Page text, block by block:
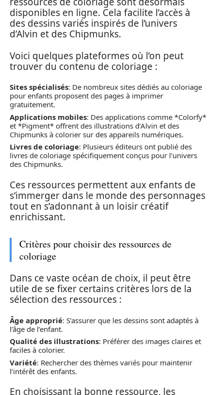
disponibles en ligne. Cela facilite l’accès à
des dessins variés inspirés de l’univers
d’Alvin et des Chipmunks.
Voici quelques plateformes où l’on peut
trouver du contenu de coloriage :
Sites spécialisés: De nombreux sites dédiés au coloriage
pour enfants proposent des pages à imprimer
gratuitement.
Applications mobiles: Des applications comme *Colorfy*
et *Pigment* offrent des illustrations d’Alvin et des
Chipmunks à colorier sur des appareils numériques.
Livres de coloriage: Plusieurs éditeurs ont publié des
livres de coloriage spécifiquement conçus pour l’univers
des Chipmunks.
Ces ressources permettent aux enfants de
s’immerger dans le monde des personnages
tout en s’adonnant à un loisir créatif
enrichissant.
Critères pour choisir des ressources de
coloriage
Dans ce vaste océan de choix, il peut être
utile de se fixer certains critères lors de la
sélection des ressources :
Âge approprié: S’assurer que les dessins sont adaptés à
l’âge de l’enfant.
Qualité des illustrations: Préférer des images claires et
faciles à colorier.
Variété: Rechercher des thèmes variés pour maintenir
l’intérêt des enfants.
En choisissant la bonne ressource, les